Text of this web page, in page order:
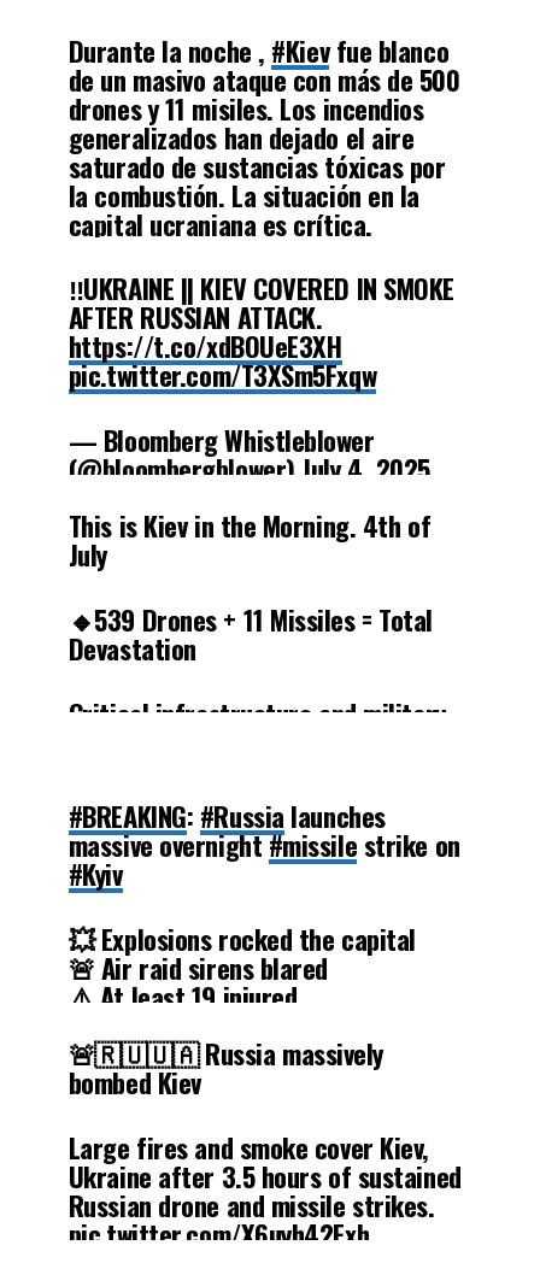
Durante la noche , #Kievfue blanco
de un masivo ataque con más de 500
drones y 11 misiles. Los incendios
generalizados han dejado el aire
saturado de sustancias tóxicas por
la combustión. La situación en la
capital ucraniana es crítica.
pic.twitter.com/eFS1kOYauO
— Janeth León M (@janethleontv)
July 4, 2025
‼️UKRAINE || KIEV COVERED IN SMOKE
AFTER RUSSIAN ATTACK.
https://t.co/xdBOUeE3XH
pic.twitter.com/T3XSm5Fxqw
— Bloomberg Whistleblower
(@bloombergblower) July 4, 2025
This is Kiev in the Morning. 4th of
July
🔸539 Drones + 11 Missiles = Total
Devastation
Critical infrastructure and military
pic.twitter.com/aAWYKXugBt
— NewRulesGeopolitics
(@NewRulesGeo)
#BREAKING: #Russia launches
massive overnight#missile strike on
#Kyiv
💥 Explosions rocked the capital
🚨 Air raid sirens blared
⚠️ At least 19 injured
One of the largest attacks in recent
weeks.#Ukraine
#Zelensky#Ukraine…
pic.twitter.com/SVYQadh5Ow
— War Monitoring
🚨🇷🇺🇺🇦 Russia massively
bombed Kiev
Large fires and smoke cover Kiev,
Ukraine after 3.5 hours of sustained
Russian drone and missile strikes.
pic.twitter.com/X6uyh42Fxh